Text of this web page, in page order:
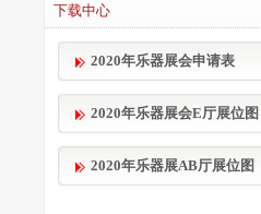
下载中心
2020年乐器展会申请表
2020年乐器展会E厅展位图
2020年乐器展AB厅展位图